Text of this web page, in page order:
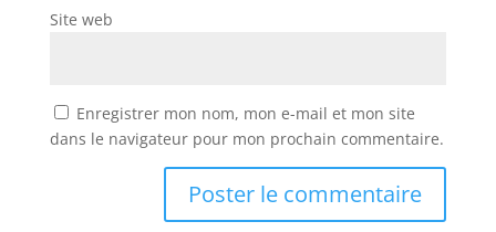
Site web
Enregistrer mon nom, mon e-mail et mon site
dans le navigateur pour mon prochain commentaire.